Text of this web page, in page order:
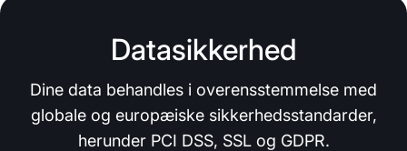
Datasikkerhed
Dine data behandles i overensstemmelse med
globale og europæiske sikkerhedsstandarder,
herunder PCI DSS, SSL og GDPR.